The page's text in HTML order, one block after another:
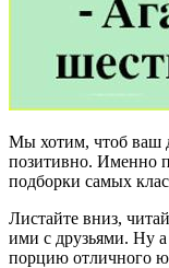
Мы хотим, чтоб ваш
позитивно. Именно
подборки самых
Листайте вниз,
ими с друзьями. Ну а
порцию отличного